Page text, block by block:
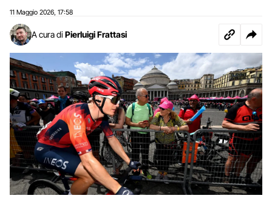
11 Maggio 2026 17:58
A cura di Pierluigi Frattasi